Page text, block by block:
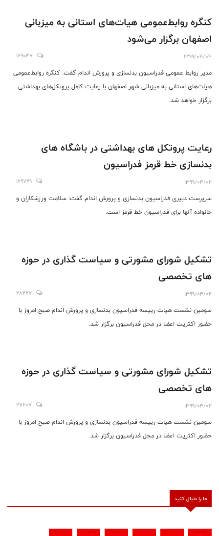
کنگره روابط‌عمومی‌ هیات‌های استانی به میزبانی
اصفهان برگزار می‌شود
1399/04/04
169047
مدیر روابط عمومی فدراسیون بدنسازی و پرورش اندام گفت: کنگره روابط‌عمومی
هیات‌های استانی به میزبانی شهر اصفهان با رعایت کامل پروتکل‌های بهداشتی
برگزار خواهد شد.
رعایت پروتکل های بهداشتی در باشگاه های
بدنسازی خط قرمز فدراسیون
1399/04/02
169729
سرپرست دبیری فدراسیون بدنسازی و پرورش اندام گفت: سلامت ورزشکاران و
خانواده آنها برای فدراسیون خط قرمز است.
تشکیل شورای مشورتی و سیاست گذاری در حوزه
های تخصصی
1399/04/02
28227
سومین نشست هیات رییسه فدراسیون بدنسازی و پرورش اندام صبح امروز با
حضور اکثریت اعضا در محل فدراسیون برگزار شد.
تشکیل شورای مشورتی و سیاست گذاری در حوزه
های تخصصی
1399/04/02
27607
سومین نشست هیات رییسه فدراسیون بدنسازی و پرورش اندام صبح امروز با
حضور اکثریت اعضا در محل فدراسیون برگزار شد.
ما را دنبال کنید